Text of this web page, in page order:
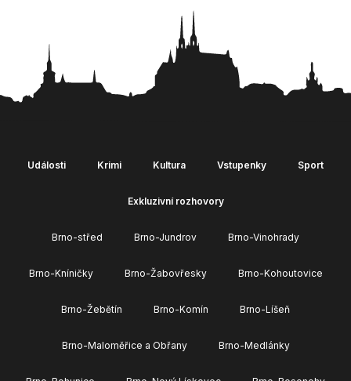
Události Krimi Kultura Vstupenky Sport
Exkluzivní rozhovory
Brno-střed Brno-Jundrov Brno-Vinohrady
Brno-Kníničky Brno-Žabovřesky Brno-Kohoutovice
Brno-Žebětín Brno-Komín Brno-Líšeň
Brno-Maloměřice a Obřany Brno-Medlánky